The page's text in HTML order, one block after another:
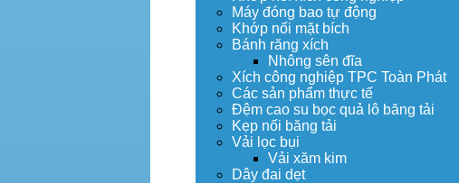
Máy đóng bao tự động
Khớp nối mặt bích
Bánh răng xích
Nhông sên đĩa
Xích công nghiệp TPC Toàn Phát
Các sản phẩm thực tế
Đệm cao su bọc quả lô băng tải
Kẹp nối băng tải
Vải lọc bụi
Vải xăm kim
Dây đai dẹt